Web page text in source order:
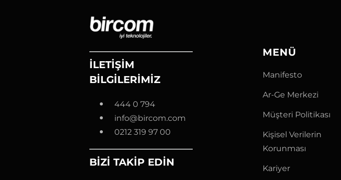
İLETİŞİM
BİLGİLERİMİZ
444 0 794
info@bircom.com
0212 319 97 00
BİZİ TAKİP EDİN
MENÜ
Manifesto
Ar-Ge Merkezi
Müşteri Politikası
Kişisel Verilerin
Korunması
Kariyer